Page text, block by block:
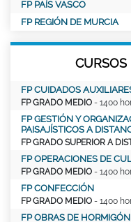
FP PAÍS VASCO
FP REGIÓN DE MURCIA
FP CUIDADOS
FP GRADO MEDIO - 1400
FP GESTIÓN Y
PAISAJÍSTICOS A
FP GRADO SUPERIOR A
FP OPERACIONES DE
FP GRADO MEDIO - 1400
FP CONFECCIÓN
FP GRADO MEDIO - 1400
FP OBRAS DE HORMIGÓN